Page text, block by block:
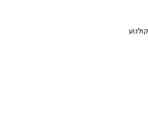
קולנוע